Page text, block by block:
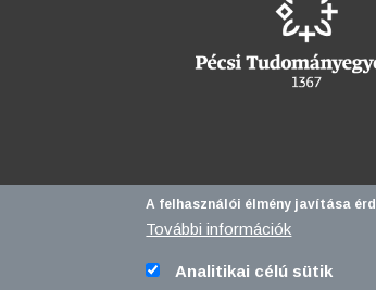
A felhasználói élmény javítása
További információk
Analitikai célú sütik